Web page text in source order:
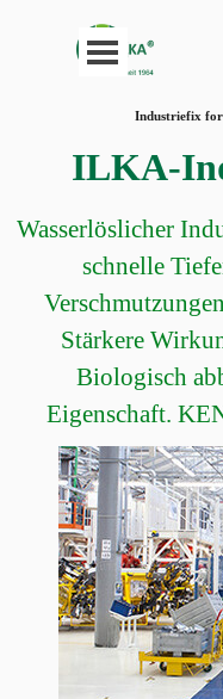
Menü
Industriefix
ILKA-
Wasserlöslicher
schnelle
Stärkere
Biologisch
Eigenschaft.